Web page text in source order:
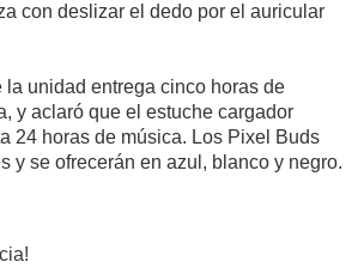
con deslizar el dedo por el auricular
la unidad entrega cinco horas de
y aclaró que el estuche cargador
24 horas de música. Los Pixel Buds
y se ofrecerán en azul, blanco y negro.